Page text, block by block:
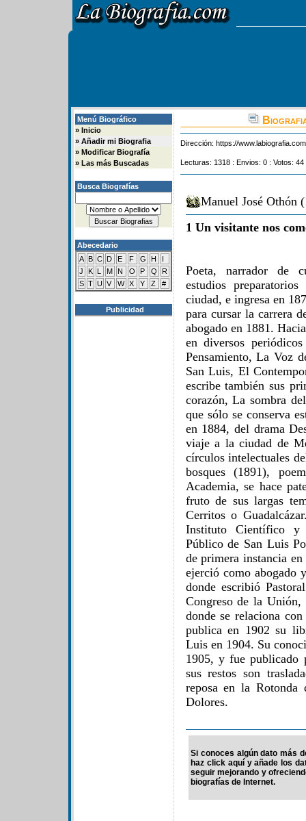
Menú Biográfico
» Inicio
» Añadir mi Biografia
» Modificar Biografía
» Las más Buscadas
Busca Biografías
Abecedario
A B C D E F G H
I
J
K L M N O P Q
R
S T U V W X Y Z #
Publicidad
Dirección: https://
Lecturas: 1318 : Envios: 0 : Votos:
Manuel José Othón
1 Un visitante nos
Poeta, narrador de
estudios
ciudad, e ingresa en
para cursar la carrera
abogado en 1881.
en diversos
Pensamiento, La Voz
San Luis, El
escribe también sus
corazón, La sombra
que sólo se conserva
en 1884, del drama
viaje a la ciudad de
círculos intelectuales
bosques (1891),
Academia, se hace
fruto de sus largas
Cerritos o
Instituto Científico
Público de San Luis
de primera instancia
ejerció como abogado
donde escribió
Congreso de la
donde se relaciona
publica en 1902 su
Luis en 1904. Su
1905, y fue publicado
sus restos son
reposa en la Rotonda
Dolores.
Si conoces algún dato más
haz click aquí y añade los
seguir mejorando y
biografías de Internet.